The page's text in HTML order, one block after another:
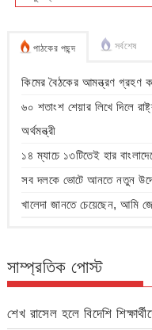
পাঠকের পছন্দ সর্বশেষ
কিমের বৈঠকের আমন্ত্রণ গ্রহণ
৬০ শতাংশ শেয়ার লিখে দিলে
অর্থমন্ত্রী
১৪ ম্যাচে ১৩টিতেই হার
সব দলকে ভোটে আনতে নতুন
খালেদা জানতে চেয়েছেন, আমি
সাম্প্রতিক পোস্ট
শেখ রাসেল হলে বিদেশি